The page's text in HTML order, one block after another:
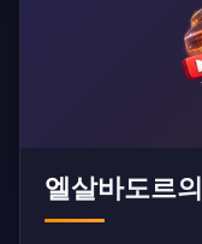
엘살바도르